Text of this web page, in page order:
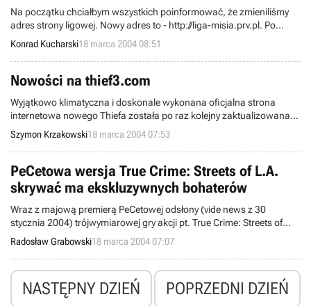
PC, ani też konsola nowej generacji typu PS2. Jest nią mały
telefon/konsola N-Gage!
Na początku chciałbym wszystkich poinformować, że zmieniliśmy
adres strony ligowej. Nowy adres to - http://liga-misia.prv.pl. Po
rozegraniu 5 kolejki ligowej, którą opisywałem w zeszłym miesiącu
znów mieliśmy przerwę, tym razem trwała ona aż miesiąc, a
spowodowana była feriami zimowymi.
Konrad Kucharski18 marca 2004 08:51
Nowości na thief3.com
Wyjątkowo klimatyczna i doskonale wykonana oficjalna strona
internetowa nowego Thiefa została po raz kolejny zaktualizowana.
Nie znajdziemy tam jeszcze co prawda wersji demonstracyjnej czy
chociaż kolejnego zwiastuna tej nadchodzącej produkcji, ale
ciekawostek jest sporo i warto się z nimi zapoznać.
Szymon Krzakowski18 marca 2004 07:53
PeCetowa wersja True Crime: Streets of L.A.
skrywać ma ekskluzywnych bohaterów
Wraz z majową premierą PeCetowej odsłony (vide news z 30
stycznia 2004) trójwymiarowej gry akcji pt. True Crime: Streets of
L.A. minie pół roku od momentu debiutu trzech edycji konsolowych
(Sony PlayStation 2, Microsoft Xbox i Nintendo GameCube).
Developerzy zamierzają wynagrodzić komputerowcom
sześciomiesięczne oczekiwanie, umieszczając w konwersji garść
niespodzianek.
Radosław Grabowski18 marca 2004 07:07
NASTĘPNY DZIEŃ POPRZEDNI DZIEŃ